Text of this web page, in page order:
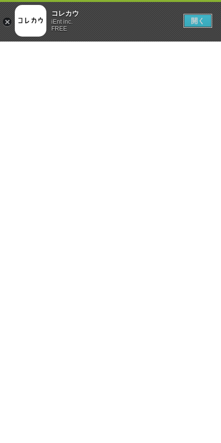
コレカウ
iEnt inc.
FREE
開く